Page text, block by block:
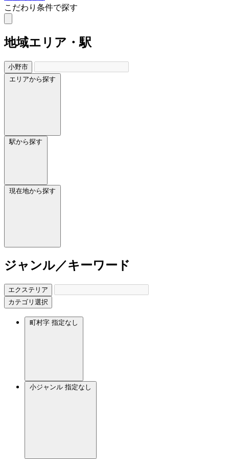
こだわり条件で探す
地域エリア・駅
小野市
エリアから探す
駅から探す
現在地から探す
ジャンル／キーワード
エクステリア
カテゴリ選択
町村字 指定なし
小ジャンル 指定なし